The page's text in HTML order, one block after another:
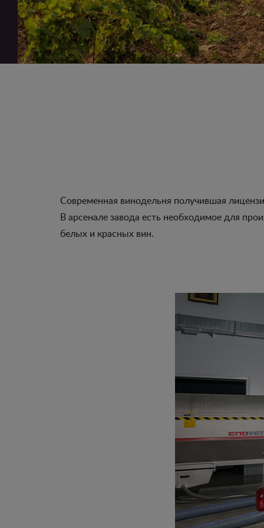
Современная винодельня получившая
В арсенале завода есть необходимое для
белых и красных вин.